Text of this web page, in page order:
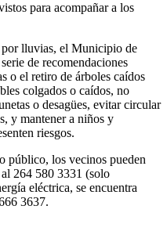
para acompañar a los
lluvias, el Municipio de
de recomendaciones
o el retiro de árboles caídos
colgados o caídos, no
o desagües, evitar circular
y mantener a niños y
riesgos.
público, los vecinos pueden
264 580 3331 (solo
eléctrica, se encuentra
3637.